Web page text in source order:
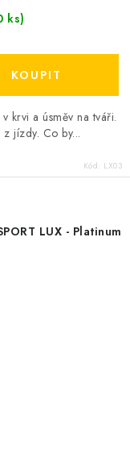
ks)
krvi a úsměv na tváři.
jízdy. Co by...
Kód: LX03
LUX - Platinum